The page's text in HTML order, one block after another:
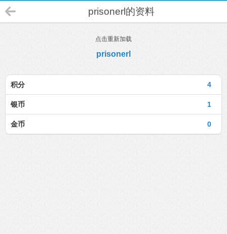
prisonerl的资料
点击重新加载
prisonerl
4
积分
1
银币
0
金币